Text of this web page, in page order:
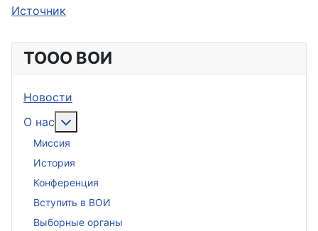
ТООО ВОИ
Новости
О нас
Миссия
История
Конференция
Вступить в ВОИ
Выборные органы
Источник